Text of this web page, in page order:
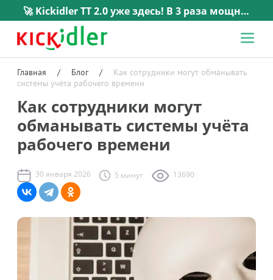
🚀 Kickidler TT 2.0 уже здесь! В 3 раза мощнее, в 5 раз проще. →
Главная / Блог /
Как сотрудники могут обманывать
системы учёта рабочего времени
Как сотрудники могут
обманывать системы учёта
рабочего времени
30 января 2026 5 минут 13690